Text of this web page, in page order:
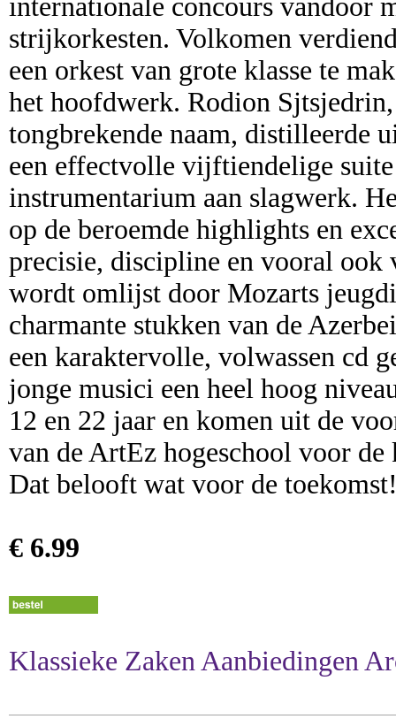
internationale concours vandoor
strijkorkesten. Volkomen
een orkest van grote klasse te
het hoofdwerk. Rodion
tongbrekende naam, distilleerde
een effectvolle vijftiendelige
instrumentarium aan slagwerk.
op de beroemde highlights en
precisie, discipline en vooral ook
wordt omlijst door Mozarts
charmante stukken van de
een karaktervolle, volwassen cd
jonge musici een heel hoog
12 en 22 jaar en komen uit de
van de ArtEz hogeschool voor de
Dat belooft wat voor de
€ 6.99
Klassieke Zaken Aanbiedingen